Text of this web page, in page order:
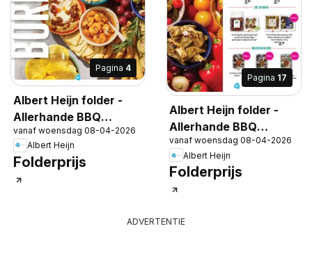
Pagina 4
Albert Heijn folder -
Allerhande BBQ
special
vanaf woensdag 08-04-2026
Albert Heijn
Folderprijs
Pagina 17
Albert Heijn folder -
Allerhande BBQ
special
vanaf woensdag 08-04-2026
Albert Heijn
Folderprijs
ADVERTENTIE